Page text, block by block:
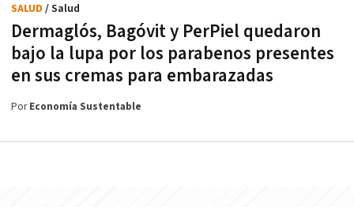
Dermaglós, Bagóvit y PerPiel quedaron
bajo la lupa por los parabenos presentes
en sus cremas para embarazadas
SALUD / Salud
PorEconomía Sustentable